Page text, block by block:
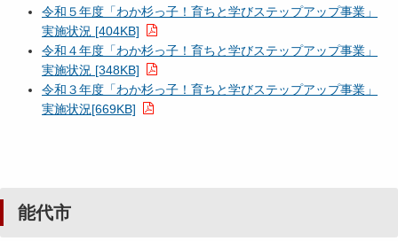
令和５年度「わか杉っ子！育ちと学びステップアップ事業」
実施状況 [404KB]
令和４年度「わか杉っ子！育ちと学びステップアップ事業」
実施状況 [348KB]
令和３年度「わか杉っ子！育ちと学びステップアップ事業」
実施状況[669KB]
能代市